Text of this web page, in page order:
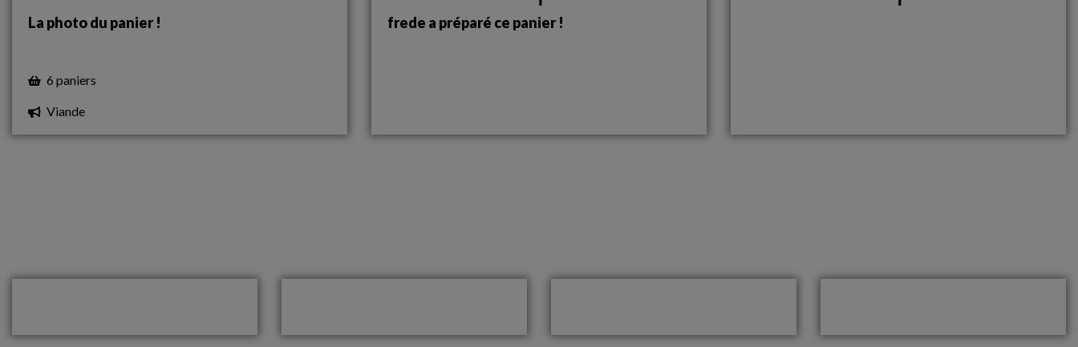
La photo du panier !
6 paniers
Viande
frede a préparé ce panier !